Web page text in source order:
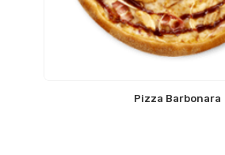
Pizza Barbonara